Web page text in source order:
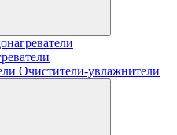
Очистители-увлажнители